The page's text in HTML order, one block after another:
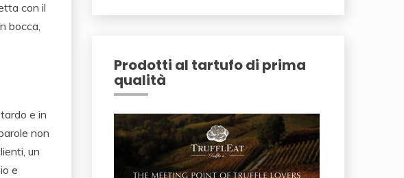
con il
bocca,
e in
non
un
e
Prodotti al tartufo di prima
qualità